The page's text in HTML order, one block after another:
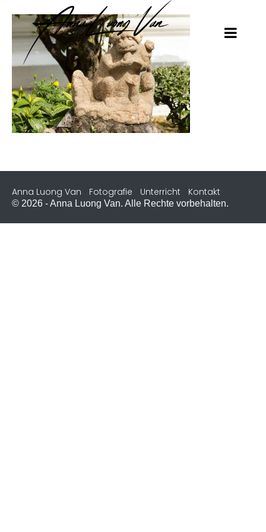
Anna Luong Van Fotografie Unterricht Kontakt
© 2026 - Anna Luong Van. Alle Rechte vorbehalten.